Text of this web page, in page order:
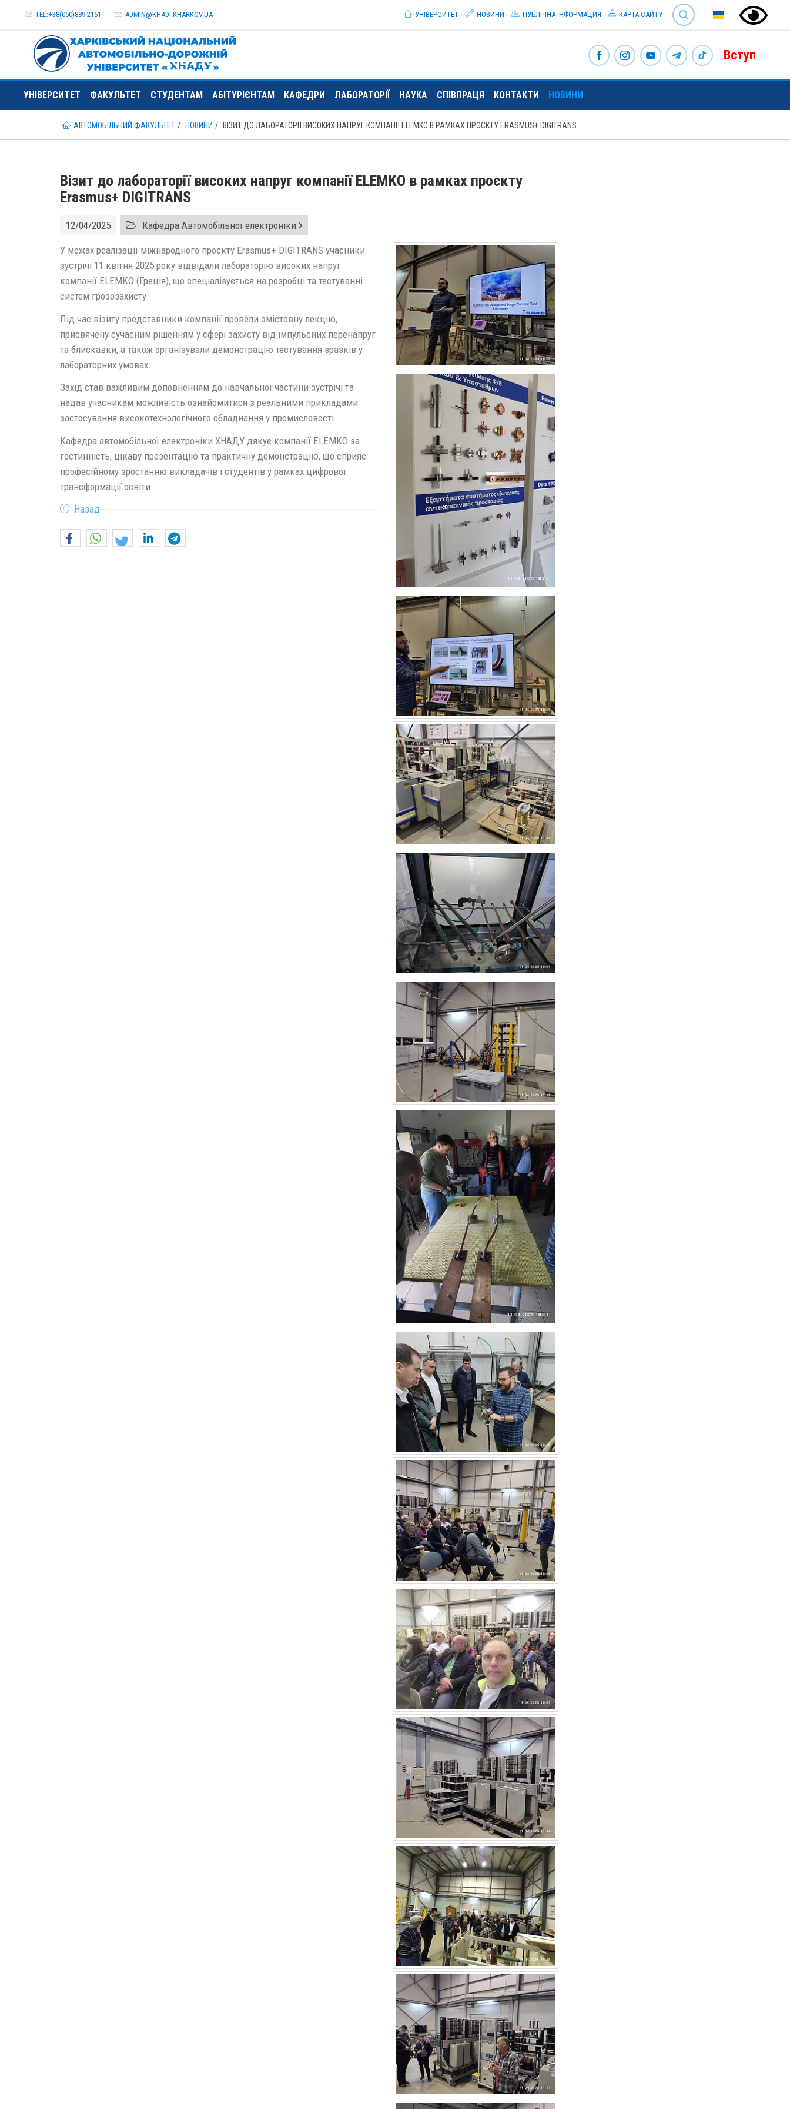
TEL:+38(050)889-2151 ADMIN@KHADI.KHARKOV.UA
SEARCH
УНІВЕРСИТЕТ
НОВИНИ ПУБЛІЧНА ІНФОРМАЦИЯ КАРТА САЙТУ
Вступ
УНІВЕРСИТЕТ ФАКУЛЬТЕТ СТУДЕНТАМ АБІТУРІЄНТАМ КАФЕДРИ ЛАБОРАТОРІЇ НАУКА СПІВПРАЦЯ КОНТАКТИ НОВИНИ
АВТОМОБІЛЬНИЙ ФАКУЛЬТЕТ НОВИНИ ВІЗИТ ДО ЛАБОРАТОРІЇ ВИСОКИХ НАПРУГ КОМПАНІЇ ELEMKO В РАМКАХ ПРОЄКТУ ERASMUS+ DIGITRANS
Візит до лабораторії високих напруг компанії ELEMKO в рамках проєкту
Erasmus+ DIGITRANS
12/04/2025 Кафедра Автомобільної електроніки
У межах реалізації міжнародного проєкту Erasmus+ DIGITRANS учасники
зустрічі 11 квітня 2025 року відвідали лабораторію високих напруг
компанії ELEMKO (Греція), що спеціалізується на розробці та тестуванні
систем грозозахисту.
Під час візиту представники компанії провели змістовну лекцію,
присвячену сучасним рішенням у сфері захисту від імпульсних перенапруг
та блискавки, а також організували демонстрацію тестування зразків у
лабораторних умовах.
Захід став важливим доповненням до навчальної частини зустрічі та
надав учасникам можливість ознайомитися з реальними прикладами
застосування високотехнологічного обладнання у промисловості.
Кафедра автомобільної електроніки ХНАДУ дякує компанії ELEMKO за
гостинність, цікаву презентацію та практичну демонстрацію, що сприяє
професійному зростанню викладачів і студентів у рамках цифрової
трансформації освіти.
Назад